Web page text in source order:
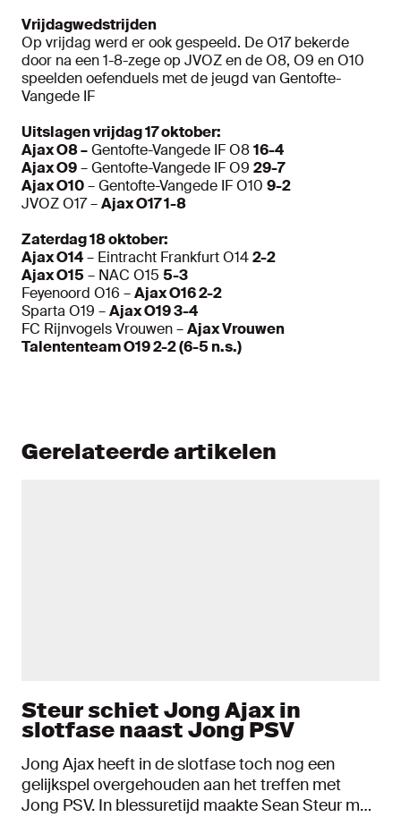
Vrijdagwedstrijden
Op vrijdag werd er ook gespeeld. De O17 bekerde
door na een 1-8-zege op JVOZ en de O8, O9 en O10
speelden oefenduels met de jeugd van Gentofte-
Vangede IF
Uitslagen vrijdag 17 oktober:
Ajax O8 –Gentofte-Vangede IF O816-4
Ajax O9– Gentofte-Vangede IF O9 29-7
Ajax O10– Gentofte-Vangede IF O10 9-2
JVOZ O17 –Ajax O17 1-8
Zaterdag 18 oktober:
Ajax O14– Eintracht Frankfurt O142-2
Ajax O15 – NAC O15 5-3
Feyenoord O16 –Ajax O16 2-2
Sparta O19 –Ajax O19 3-4
FC Rijnvogels Vrouwen –Ajax Vrouwen
Talententeam O19 2-2 (6-5 n.s.)
Gerelateerde artikelen
Steur schiet Jong Ajax in
slotfase naast Jong PSV
Jong Ajax heeft in de slotfase toch nog een
gelijkspel overgehouden aan het treffen met
Jong PSV. In blessuretijd maakte Sean Steur met